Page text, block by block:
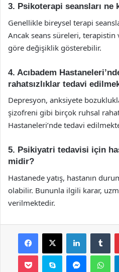
3. Psikoterapi seansları ne
Genellikle bireysel terapi
Ancak seans süreleri, terapistin
göre değişiklik gösterebilir.
4. Acıbadem
rahatsızlıklar tedavi
Depresyon, anksiyete
şizofreni gibi birçok ruhsal
Hastaneleri’nde tedavi
5. Psikiyatri tedavisi için
midir?
Hastanede yatış, hastanın
olabilir. Bununla ilgili karar,
verilmektedir.
Facebook
X LinkedIn
Pocket Skype